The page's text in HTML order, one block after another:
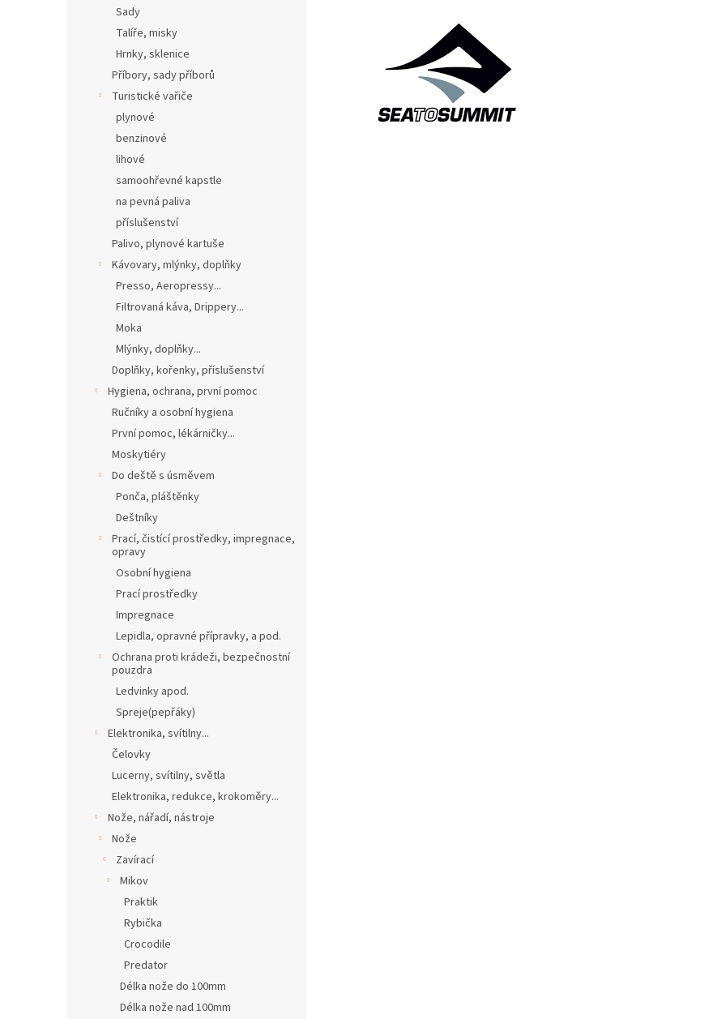
Sady
Talíře, misky
Hrnky, sklenice
Příbory, sady příborů
Turistické vařiče
plynové
benzinové
lihové
samoohřevné kapstle
na pevná paliva
příslušenství
Palivo, plynové kartuše
Kávovary, mlýnky, doplňky
Presso, Aeropressy...
Filtrovaná káva, Drippery...
Moka
Mlýnky, doplňky...
Doplňky, kořenky, příslušenství
Hygiena, ochrana, první pomoc
Ručníky a osobní hygiena
První pomoc, lékárničky...
Moskytiéry
Do deště s úsměvem
Ponča, pláštěnky
Deštníky
Prací, čistící prostředky, impregnace,
opravy
Osobní hygiena
Prací prostředky
Impregnace
Lepidla, opravné přípravky, a pod.
Ochrana proti krádeži, bezpečnostní
pouzdra
Ledvinky apod.
Spreje(pepřáky)
Elektronika, svítilny...
Čelovky
Lucerny, svítilny, světla
Elektronika, redukce, krokoměry...
Nože, nářadí, nástroje
Nože
Zavírací
Mikov
Praktik
Rybička
Crocodile
Predator
Délka nože do 100mm
Délka nože nad 100mm